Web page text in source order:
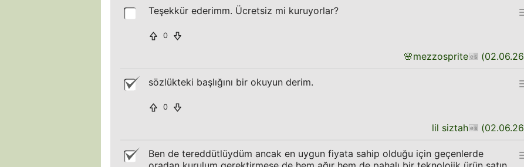
Teşekkür ederimm. Ücretsiz mi kuruyorlar?
0
🌸mezzosprite (02.06.26
sözlükteki başlığını bir okuyun derim.
0
lil siztah (02.06.26
Ben de tereddütlüydüm ancak en uygun fiyata sahip olduğu için geçenlerde